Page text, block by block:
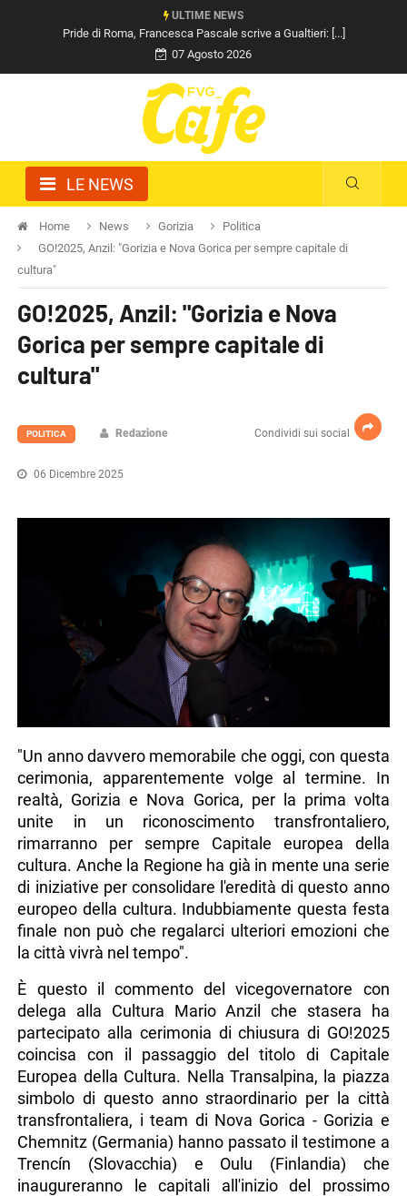
ULTIME NEWS
Pride di Roma, Francesca Pascale scrive a Gualtieri: [...]
07 Agosto 2026
LE NEWS
Home News Gorizia
Politica
GO!2025, Anzil: "Gorizia e Nova Gorica per sempre capitale di
cultura"
GO!2025, Anzil: "Gorizia e Nova
Gorica per sempre capitale di
cultura"
Condividi sui social
POLITICA Redazione
06 Dicembre 2025
"Un anno davvero memorabile che oggi, con questa
cerimonia, apparentemente volge al termine. In
realtà, Gorizia e Nova Gorica, per la prima volta
unite in un riconoscimento transfrontaliero,
rimarranno per sempre Capitale europea della
cultura. Anche la Regione ha già in mente una serie
di iniziative per consolidare l'eredità di questo anno
europeo della cultura. Indubbiamente questa festa
finale non può che regalarci ulteriori emozioni che
la città vivrà nel tempo".
È questo il commento del vicegovernatore con
delega alla Cultura Mario Anzil che stasera ha
partecipato alla cerimonia di chiusura di GO!2025
coincisa con il passaggio del titolo di Capitale
Europea della Cultura. Nella Transalpina, la piazza
simbolo di questo anno straordinario per la città
transfrontaliera, i team di Nova Gorica - Gorizia e
Chemnitz (Germania) hanno passato il testimone a
Trencín (Slovacchia) e Oulu (Finlandia) che
inaugureranno le capitali all'inizio del prossimo